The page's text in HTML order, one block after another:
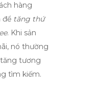
hàng
để tăng thứ
. Khi sản
nó thường
tương
tìm kiếm.